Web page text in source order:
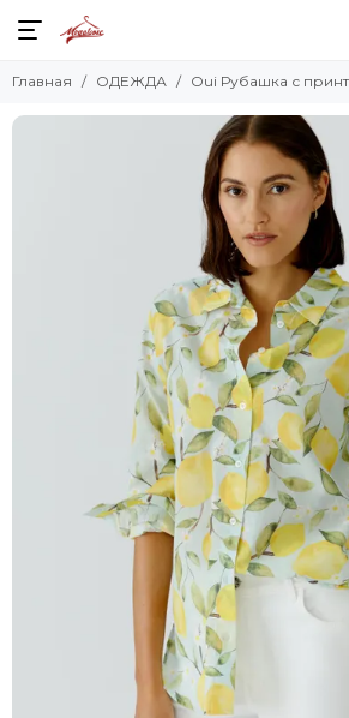
Главная ОДЕЖДА Oui Рубашка с